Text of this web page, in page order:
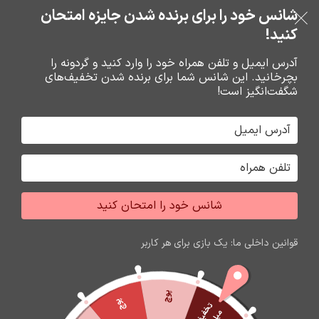
خرید قسطی با ترب‌پی
عبور به ناوبری
رفتن به محتوای اصلی
0 ریال
نرم افزار حسابداري هلو
جشواره فروش محصولات اپل
برای تغییر این متن بر روی دکمه ویرایش کلیک کنید. لورم
ایپسوم متن ساختگی با تولید سادگی نامفهوم از صنعت چاپ
60
روز
15
ساعت
01
دقیقه
54
ثانیه
فروشگاه نوین تراشه گنجی
پوچ
پوچ
شانس خود را برای برنده شدن جایزه امتحان
کنید!
آدرس ایمیل و تلفن همراه خود را وارد کنید و گردونه را
بچرخانید. این شانس شما برای برنده شدن تخفیف‌های
شگفت‌انگیز است!
شانس خود را امتحان کنید
قوانین داخلی ما: یک بازی برای هر کاربر